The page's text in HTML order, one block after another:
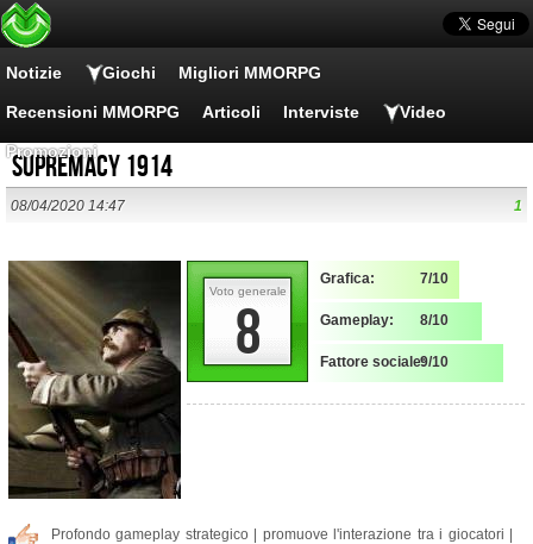
Notizie Giochi Migliori MMORPG
Recensioni MMORPG Articoli Interviste Video
Promozioni
Supremacy 1914
08/04/2020 14:47 1
8
Voto generale
Grafica: 7/10
Gameplay: 8/10
Fattore sociale:9/10
Profondo gameplay strategico | promuove l'interazione tra i giocatori |